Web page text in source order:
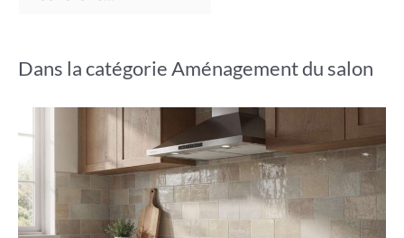
Dans la catégorie Aménagement du salon